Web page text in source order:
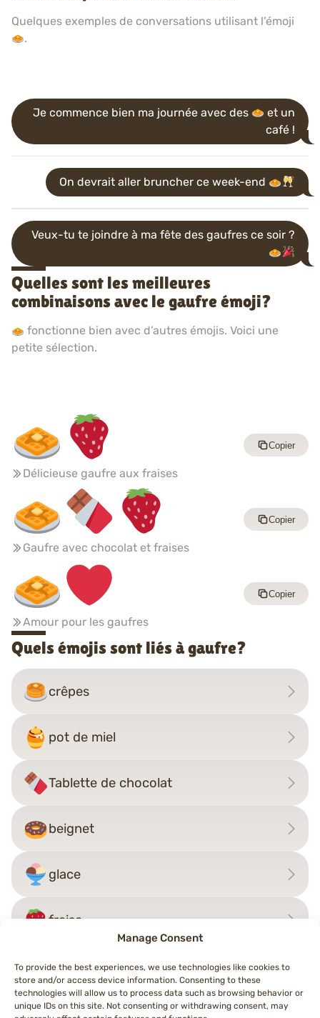
Manage Consent
To provide the best experiences, we use technologies like cookies to
store and/or access device information. Consenting to these
technologies will allow us to process data such as browsing behavior or
unique IDs on this site. Not consenting or withdrawing consent, may
Quelques exemples de conversations utilisant l’émoji
.
Je commence bien ma journée avec des
et un
café !
On devrait aller bruncher ce week-end
Veux-tu te joindre à ma fête des gaufres ce soir ?
Quelles sont les meilleures
combinaisons avec le gaufre émoji?
fonctionne bien avec d’autres émojis. Voici une
petite sélection.
Délicieuse gaufre aux fraises
Copier
Gaufre avec chocolat et fraises
Copier
Amour pour les gaufres
Copier
Quels émojis sont liés à gaufre?
crêpes
pot de miel
Tablette de chocolat
beignet
glace
fraise
Navigation
←falafelbeurre→